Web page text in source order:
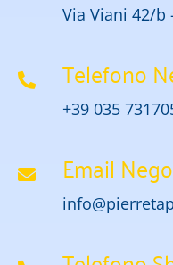
Via Viani 42/b
Telefono
+39 035
Email